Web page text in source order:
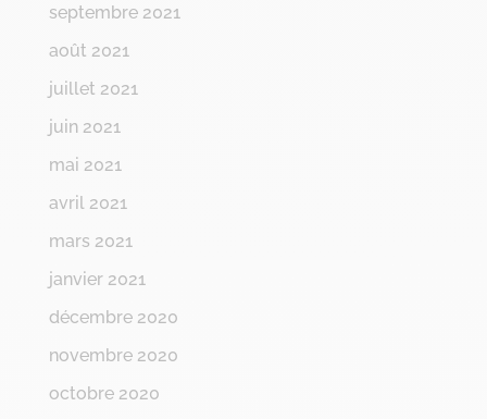
septembre 2021
août 2021
juillet 2021
juin 2021
mai 2021
avril 2021
mars 2021
janvier 2021
décembre 2020
novembre 2020
octobre 2020